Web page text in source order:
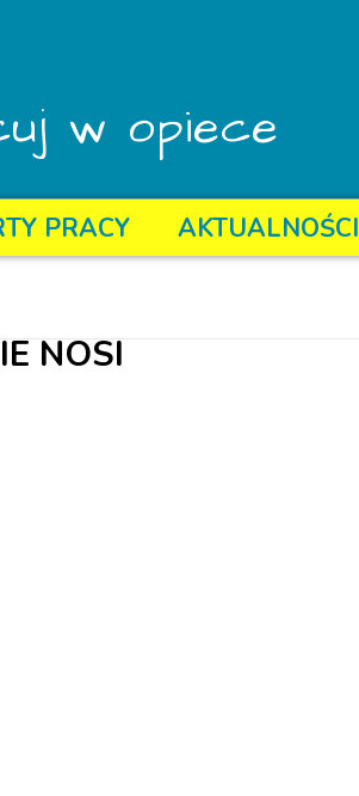
w opiece
PRACY AKTUALNOŚCI
NOSI